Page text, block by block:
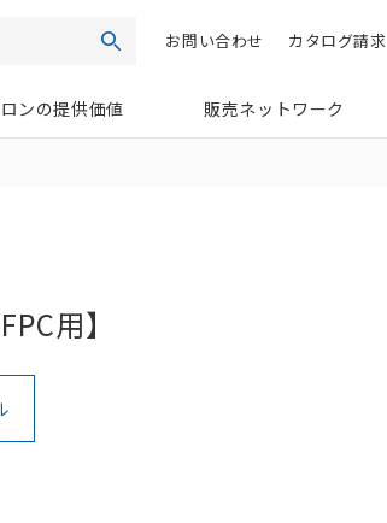
検索 カタログ請求
お問い合わせ
ンの提供価値 販売ネットワーク
用】